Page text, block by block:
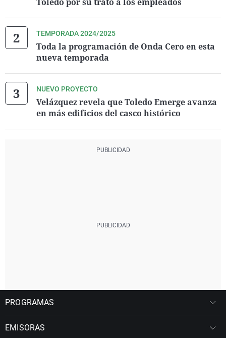
TEMPORADA 2024/2025
Toda la programación de Onda Cero en esta
nueva temporada
NUEVO PROYECTO
Velázquez revela que Toledo Emerge avanza
en más edificios del casco histórico
PROGRAMAS
EMISORAS